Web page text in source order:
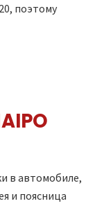
поэтому
в автомобиле,
и поясница